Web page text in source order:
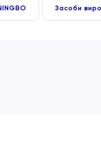
Засоби